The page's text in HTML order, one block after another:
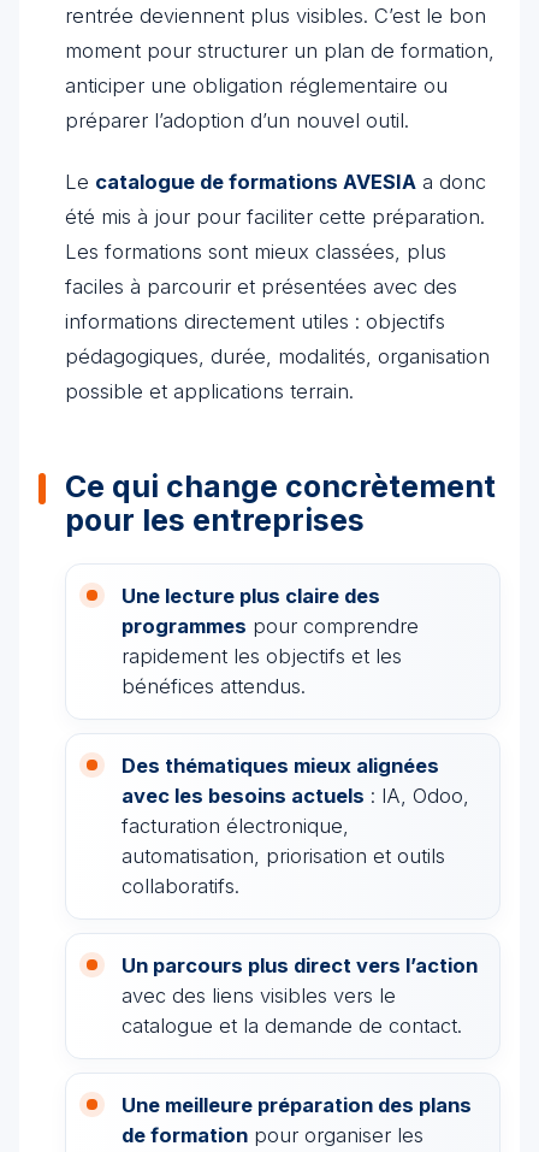
rentrée deviennent plus visibles. C’est le bon
moment pour structurer un plan de formation,
anticiper une obligation réglementaire ou
préparer l’adoption d’un nouvel outil.
Le catalogue de formations AVESIA a donc
été mis à jour pour faciliter cette préparation.
Les formations sont mieux classées, plus
faciles à parcourir et présentées avec des
informations directement utiles : objectifs
pédagogiques, durée, modalités, organisation
possible et applications terrain.
Ce qui change concrètement
pour les entreprises
Une lecture plus claire des
programmes pour comprendre
rapidement les objectifs et les
bénéfices attendus.
Des thématiques mieux alignées
avec les besoins actuels : IA, Odoo,
facturation électronique,
automatisation, priorisation et outils
collaboratifs.
Un parcours plus direct vers l’action
avec des liens visibles vers le
catalogue et la demande de contact.
Une meilleure préparation des plans
de formation pour organiser les